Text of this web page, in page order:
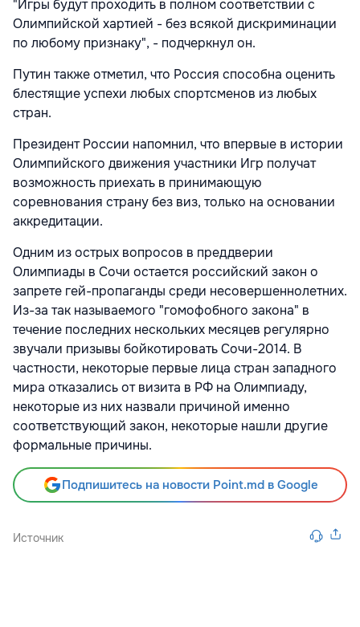
"Игры будут проходить в полном соответствии с
Олимпийской хартией - без всякой дискриминации
по любому признаку", - подчеркнул он.
Путин также отметил, что Россия способна оценить
блестящие успехи любых спортсменов из любых
стран.
Президент России напомнил, что впервые в истории
Олимпийского движения участники Игр получат
возможность приехать в принимающую
соревнования страну без виз, только на основании
аккредитации.
Одним из острых вопросов в преддверии
Олимпиады в Сочи остается российский закон о
запрете гей-пропаганды среди несовершеннолетних.
Из-за так называемого "гомофобного закона" в
течение последних нескольких месяцев регулярно
звучали призывы бойкотировать Сочи-2014. В
частности, некоторые первые лица стран западного
мира отказались от визита в РФ на Олимпиаду,
некоторые из них назвали причиной именно
соответствующий закон, некоторые нашли другие
формальные причины.
Подпишитесь на новости Point.md в Google
Источник